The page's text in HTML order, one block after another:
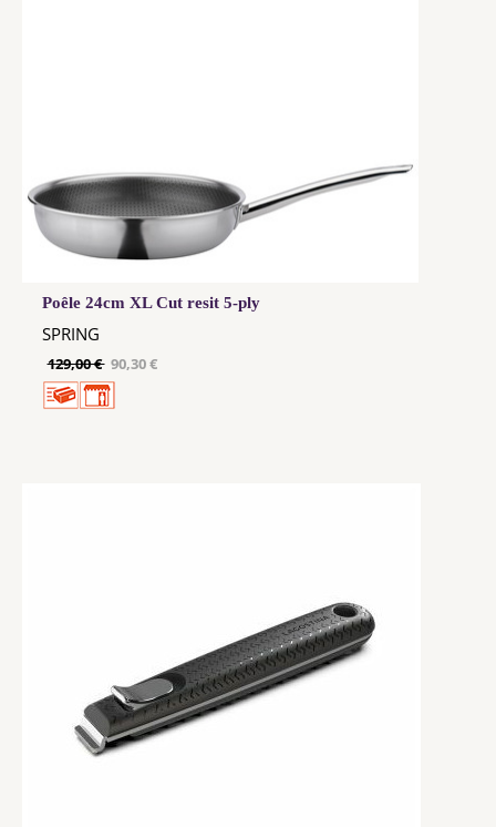
Poêle 24cm XL Cut resit 5-ply
SPRING
129,00 € 90,30 €